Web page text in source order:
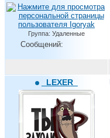
Группа: Удаленные
Сообщений:
_LEXER_